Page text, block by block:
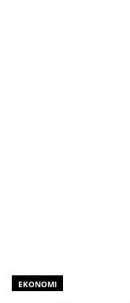
EKONOMI